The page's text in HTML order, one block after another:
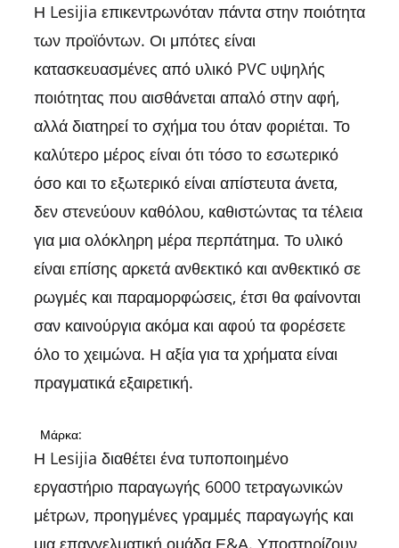
Η Lesijia επικεντρωνόταν πάντα στην ποιότητα
των προϊόντων. Οι μπότες είναι
κατασκευασμένες από υλικό PVC υψηλής
ποιότητας που αισθάνεται απαλό στην αφή,
αλλά διατηρεί το σχήμα του όταν φοριέται. Το
καλύτερο μέρος είναι ότι τόσο το εσωτερικό
όσο και το εξωτερικό είναι απίστευτα άνετα,
δεν στενεύουν καθόλου, καθιστώντας τα τέλεια
για μια ολόκληρη μέρα περπάτημα. Το υλικό
είναι επίσης αρκετά ανθεκτικό και ανθεκτικό σε
ρωγμές και παραμορφώσεις, έτσι θα φαίνονται
σαν καινούργια ακόμα και αφού τα φορέσετε
όλο το χειμώνα. Η αξία για τα χρήματα είναι
πραγματικά εξαιρετική.
Μάρκα:
Η Lesijia διαθέτει ένα τυποποιημένο
εργαστήριο παραγωγής 6000 τετραγωνικών
μέτρων, προηγμένες γραμμές παραγωγής και